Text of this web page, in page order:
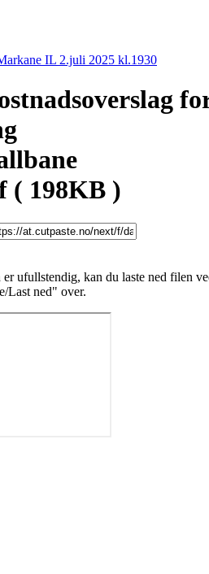
IL 2.juli 2025 kl.1930
( 198KB )
ufullstendig, kan du laste ned filen
Last ned" over.